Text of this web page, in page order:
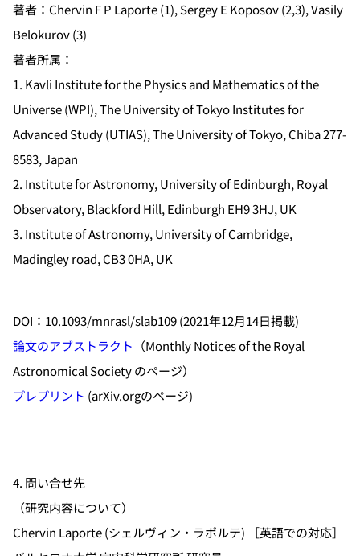
著者：Chervin F P Laporte (1), Sergey E Koposov (2,3), Vasily
Belokurov (3)
著者所属：
1. Kavli Institute for the Physics and Mathematics of the
Universe (WPI), The University of Tokyo Institutes for
Advanced Study (UTIAS), The University of Tokyo, Chiba 277-
8583, Japan
2. Institute for Astronomy, University of Edinburgh, Royal
Observatory, Blackford Hill, Edinburgh EH9 3HJ, UK
3. Institute of Astronomy, University of Cambridge,
Madingley road, CB3 0HA, UK
DOI：10.1093/mnrasl/slab109 (2021年12月14日掲載)
論文のアブストラクト （Monthly Notices of the Royal
Astronomical Society のページ）
プレプリント (arXiv.orgのページ)
4. 問い合せ先
（研究内容について）
Chervin Laporte (シェルヴィン・ラポルテ) ［英語での対応］